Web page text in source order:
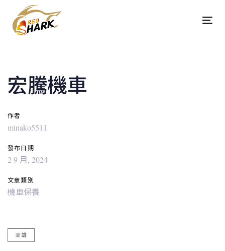
links
content
宏騰機車
作者
minako5511
發布日期
2 9 月, 2024
文章類別
機車保養
高雄
navigation